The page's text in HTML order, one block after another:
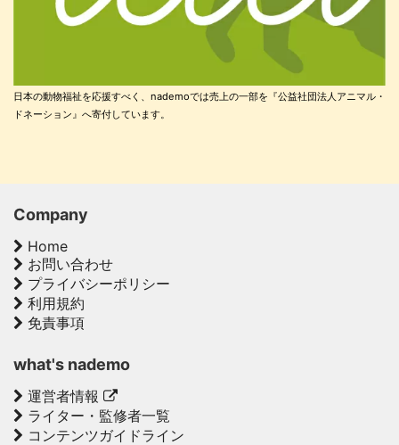
日本の動物福祉を応援すべく、nademoでは売上の一部を『公益社団法人アニマル・
ドネーション』へ寄付しています。
Company
Home
お問い合わせ
プライバシーポリシー
利用規約
免責事項
what's nademo
運営者情報
ライター・監修者一覧
コンテンツガイドライン